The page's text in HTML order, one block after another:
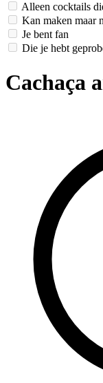
Alleen cocktails
Kan maken maar
Je bent fan
Die je hebt
Cachaça